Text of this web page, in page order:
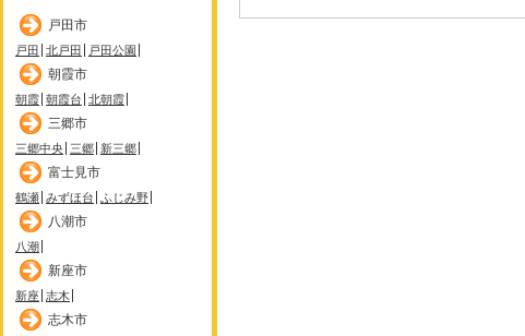
戸田市
戸田 北戸田 戸田公園
朝霞市
朝霞 朝霞台 北朝霞
三郷市
三郷中央 三郷 新三郷
富士見市
鶴瀬 みずほ台 ふじみ野
八潮市
八潮
新座市
新座 志木
志木市